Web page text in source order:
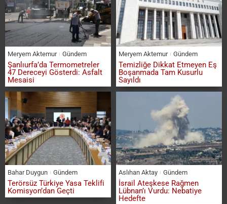
Meryem Aktemur Gündem
Şanlıurfa’da Termometreler
47 Dereceyi Gösterdi: Asfalt
Mesaisi
Meryem Aktemur Gündem
Temizliğe Dikkat Etmeyen Eş
Boşanmada Tam Kusurlu
Sayıldı
Bahar Duygun Gündem
Terörsüz Türkiye Yasa Teklifi
Komisyon’dan Geçti
Aslıhan Aktay Gündem
İsrail Ateşkese Rağmen
Lübnan’ı Vurdu: Nebatiye
Hedefte